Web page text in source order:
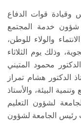
قوات الدفاع
خدمة المجتمع
والولاء للوطن،
وذلك يوم الثلاثاء
الدكتور محمود المتيني
هشام تمراز
البيئة، والأستاذ
لشؤون التعليم
رئيس الجامعة لشؤون